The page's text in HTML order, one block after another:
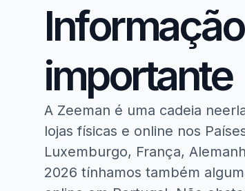
Informação
importante
A Zeeman é uma cadeia
lojas físicas e online nos
Luxemburgo, França,
2026 tínhamos também